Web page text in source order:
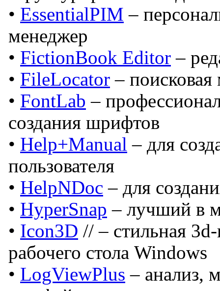
• EssentialPIM –
менеджер
• FictionBook Editor –
• FileLocator –
• FontLab –
создания шрифтов
• Help+Manual – для
пользователя
• HelpNDoc – для
• HyperSnap – лучший в
• Icon3D // – стильная
рабочего стола Windows
• LogViewPlus – анализ,